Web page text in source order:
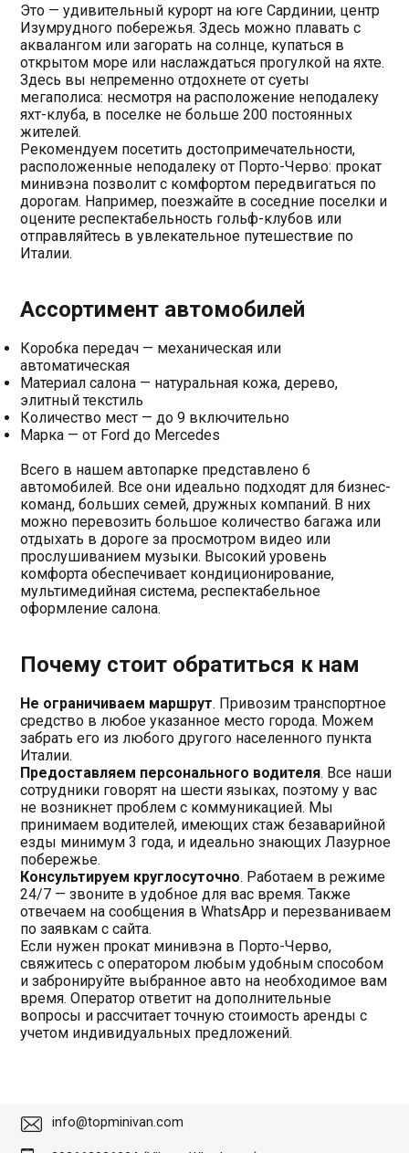
Это — удивительный курорт на юге Сардинии, центр
Изумрудного побережья. Здесь можно плавать с
аквалангом или загорать на солнце, купаться в
открытом море или наслаждаться прогулкой на яхте.
Здесь вы непременно отдохнете от суеты
мегаполиса: несмотря на расположение неподалеку
яхт-клуба, в поселке не больше 200 постоянных
жителей.
Рекомендуем посетить достопримечательности,
расположенные неподалеку от Порто-Черво: прокат
минивэна позволит с комфортом передвигаться по
дорогам. Например, поезжайте в соседние поселки и
оцените респектабельность гольф-клубов или
отправляйтесь в увлекательное путешествие по
Италии.
Ассортимент автомобилей
Коробка передач — механическая или
автоматическая
Материал салона — натуральная кожа, дерево,
элитный текстиль
Количество мест — до 9 включительно
Марка — от Ford до Mercedes
Всего в нашем автопарке представлено 6
автомобилей. Все они идеально подходят для бизнес-
команд, больших семей, дружных компаний. В них
можно перевозить большое количество багажа или
отдыхать в дороге за просмотром видео или
прослушиванием музыки. Высокий уровень
комфорта обеспечивает кондиционирование,
мультимедийная система, респектабельное
оформление салона.
Почему стоит обратиться к нам
Не ограничиваем маршрут. Привозим транспортное
средство в любое указанное место города. Можем
забрать его из любого другого населенного пункта
Италии.
Предоставляем персонального водителя. Все наши
сотрудники говорят на шести языках, поэтому у вас
не возникнет проблем с коммуникацией. Мы
принимаем водителей, имеющих стаж безаварийной
езды минимум 3 года, и идеально знающих Лазурное
побережье.
Консультируем круглосуточно. Работаем в режиме
24/7 — звоните в удобное для вас время. Также
отвечаем на сообщения в WhatsApp и перезваниваем
по заявкам с сайта.
Если нужен прокат минивэна в Порто-Черво,
свяжитесь с оператором любым удобным способом
и забронируйте выбранное авто на необходимое вам
время. Оператор ответит на дополнительные
вопросы и рассчитает точную стоимость аренды с
учетом индивидуальных предложений.
info@topminivan.com